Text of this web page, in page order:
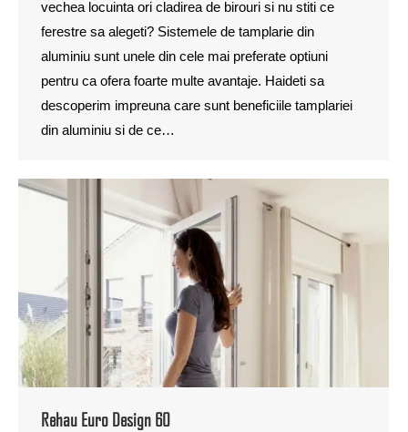
vechea locuinta ori cladirea de birouri si nu stiti ce
ferestre sa alegeti? Sistemele de tamplarie din
aluminiu sunt unele din cele mai preferate optiuni
pentru ca ofera foarte multe avantaje. Haideti sa
descoperim impreuna care sunt beneficiile tamplariei
din aluminiu si de ce…
Rehau Euro Design 60